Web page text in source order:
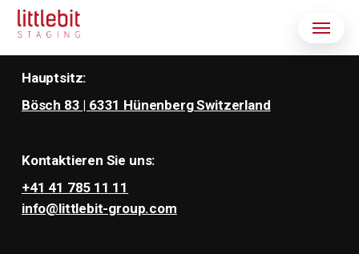
Skip
main
content
Menu
Hauptsitz:
Bösch 83 | 6331 Hünenberg Switzerland
Kontaktieren Sie uns:
+41 41 785 11 11
info@littlebit-group.com